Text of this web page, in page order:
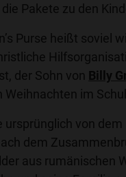
Pakete zu den
Purse heißt soviel
der Sohn von Billy
Weihnachten im
ursprünglich von dem
dem
aus rumänischen